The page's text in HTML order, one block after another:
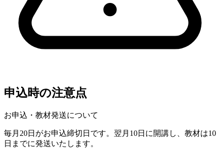
申込時の注意点
お申込・教材発送について
毎月20日がお申込締切日です。翌月10日に開講し、教材は10
日までに発送いたします。